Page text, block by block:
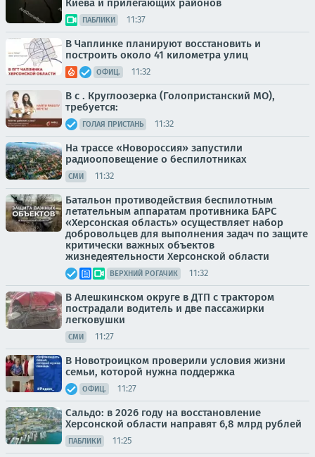
Киева и прилегающих районов
ПАБЛИКИ 11:37
В Чаплинке планируют восстановить и
построить около 41 километра улиц
ОФИЦ. 11:32
В с . Круглоозерка (Голопристанский МО),
требуется:
ГОЛАЯ ПРИСТАНЬ 11:32
На трассе «Новороссия» запустили
радиооповещение о беспилотниках
СМИ 11:32
Батальон противодействия беспилотным
летательным аппаратам противника БАРС
«Херсонская область» осуществляет набор
добровольцев для выполнения задач по защите
критически важных объектов
жизнедеятельности Херсонской области
ВЕРХНИЙ РОГАЧИК 11:32
В Алешкинском округе в ДТП с трактором
пострадали водитель и две пассажирки
легковушки
СМИ 11:27
В Новотроицком проверили условия жизни
семьи, которой нужна поддержка
ОФИЦ. 11:27
Сальдо: в 2026 году на восстановление
Херсонской области направят 6,8 млрд рублей
ПАБЛИКИ 11:25